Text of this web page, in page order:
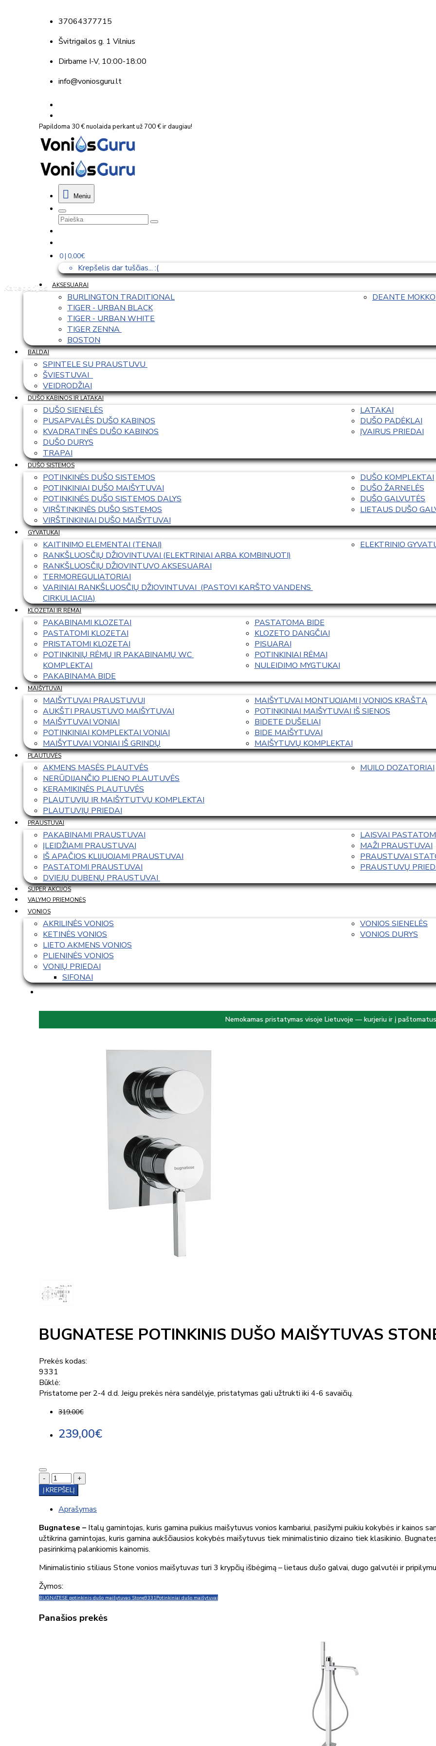
37064377715
Švitrigailos g. 1 Vilnius
Dirbame I-V, 10:00-18:00
info@voniosguru.lt
Papildoma 30 € nuolaida perkant už 700 € ir daugiau!
Meniu
0 | 0,00€
Krepšelis dar tuščias... :(
Kategorijos
AKSESUARAI
BURLINGTON TRADITIONAL
TIGER - URBAN BLACK
TIGER - URBAN WHITE
TIGER ZENNA
BOSTON
DEANTE MOKKO
BALDAI
SPINTELE SU PRAUSTUVU
ŠVIESTUVAI
VEIDRODŽIAI
DUŠO KABINOS IR LATAKAI
DUŠO SIENELĖS
PUSAPVALĖS DUŠO KABINOS
KVADRATINĖS DUŠO KABINOS
DUŠO DURYS
TRAPAI
LATAKAI
DUŠO PADĖKLAI
ĮVAIRUS PRIEDAI
DUŠO SISTEMOS
POTINKINĖS DUŠO SISTEMOS
POTINKINIAI DUŠO MAIŠYTUVAI
POTINKINĖS DUŠO SISTEMOS DALYS
VIRŠTINKINĖS DUŠO SISTEMOS
VIRŠTINKINIAI DUŠO MAIŠYTUVAI
DUŠO KOMPLEKTAI
DUŠO ŽARNELĖS
DUŠO GALVUTĖS
LIETAUS DUŠO
GYVATUKAI
KAITINIMO ELEMENTAI (TENAI)
RANKŠLUOSČIŲ DŽIOVINTUVAI (ELEKTRINIAI ARBA KOMBINUOTI)
RANKŠLUOSČIŲ DŽIOVINTUVO AKSESUARAI
TERMOREGULIATORIAI
VARINIAI RANKŠLUOSČIŲ DŽIOVINTUVAI  (PASTOVI KARŠTO VANDENS
CIRKULIACIJA)
ELEKTRINIO
KLOZETAI IR RĖMAI
PAKABINAMI KLOZETAI
PASTATOMI KLOZETAI
PRISTATOMI KLOZETAI
POTINKINIŲ RĖMŲ IR PAKABINAMŲ WC
KOMPLEKTAI
PAKABINAMA BIDE
PASTATOMA BIDE
KLOZETO DANGČIAI
PISUARAI
POTINKINIAI RĖMAI
NULEIDIMO MYGTUKAI
MAIŠYTUVAI
MAIŠYTUVAI PRAUSTUVUI
AUKŠTI PRAUSTUVO MAIŠYTUVAI
MAIŠYTUVAI VONIAI
POTINKINIAI KOMPLEKTAI VONIAI
MAIŠYTUVAI VONIAI IŠ GRINDŲ
MAIŠYTUVAI MONTUOJAMI Į VONIOS KRAŠTĄ
POTINKINIAI MAIŠYTUVAI IŠ SIENOS
BIDETE DUŠELIAI
BIDE MAIŠYTUVAI
MAIŠYTUVŲ KOMPLEKTAI
PLAUTUVĖS
AKMENS MASĖS PLAUTVĖS
NERŪDIJANČIO PLIENO PLAUTUVĖS
KERAMIKINĖS PLAUTUVĖS
PLAUTUVIŲ IR MAIŠYTUTVŲ KOMPLEKTAI
PLAUTUVIŲ PRIEDAI
MUILO DOZATORIAI
PRAUSTUVAI
PAKABINAMI PRAUSTUVAI
ĮLEIDŽIAMI PRAUSTUVAI
IŠ APAČIOS KLIJUOJAMI PRAUSTUVAI
PASTATOMI PRAUSTUVAI
DVIEJŲ DUBENŲ PRAUSTUVAI
LAISVAI
MAŽI PRAUSTUVAI
PRAUSTUVAI
PRAUSTUVŲ
SUPER AKCIJOS
VALYMO PRIEMONĖS
VONIOS
AKRILINĖS VONIOS
KETINĖS VONIOS
LIETO AKMENS VONIOS
PLIENINĖS VONIOS
VONIŲ PRIEDAI
SIFONAI
VONIOS SIENELĖS
VONIOS DURYS
Nemokamas pristatymas visoje Lietuvoje — kurjeriu ir į paštomatus
BUGNATESE POTINKINIS DUŠO MAIŠYTUVAS
Prekės kodas:
9331
Būklė:
Pristatome per 2-4 d.d. Jeigu prekės nėra sandėlyje, pristatymas gali užtrukti iki 4-6 savaičių.
319,00€
239,00€
-
+
Į KREPŠELĮ
Aprašymas
Bugnatese – Italų gamintojas, kuris gamina puikius maišytuvus vonios kambariui, pasižymi puikiu kokybės ir kainos
užtikrina gamintojas, kuris gamina aukščiausios kokybės maišytuvus tiek minimalistinio dizaino tiek klasikinio.
pasirinkimą palankiomis kainomis.
Minimalistinio stiliaus Stone vonios maišytuvasturi 3 krypčių išbėgimą – lietaus dušo galvai, dugo galvutėi ir
Žymos:
BUGNATESE potinkinis dušo maišytuvas Stone9331Potinkiniai dušo maišytuvai
Panašios prekės